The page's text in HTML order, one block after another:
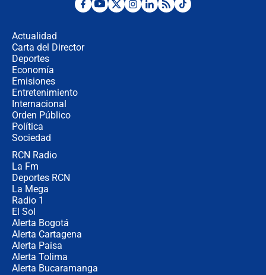
¿Por qué De la Espriella gobernará
Actualidad
Carta del Director
Deportes
Economía
Emisiones
Entretenimiento
Internacional
Orden Público
Política
Sociedad
RCN Radio
La Fm
Deportes RCN
La Mega
Radio 1
El Sol
Alerta Bogotá
Alerta Cartagena
Alerta Paisa
Alerta Tolima
Alerta Bucaramanga